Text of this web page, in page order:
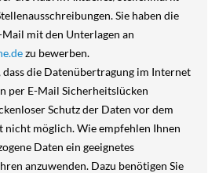
Sie haben die
mit den Unterlagen an
zu bewerben.
die Datenübertragung im Internet
per E-Mail Sicherheitslücken
Schutz der Daten vor dem
möglich. Wie empfehlen Ihnen
Daten ein geeignetes
anzuwenden. Dazu benötigen Sie